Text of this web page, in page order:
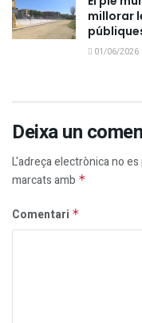
millorar
01/06/2026
Deixa un
L'adreça electrònica no es
marcats amb *
Comentari *